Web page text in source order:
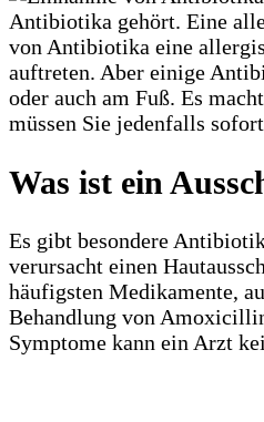
Antibiotika gehört. Eine
von Antibiotika eine
auftreten. Aber einige
oder auch am Fuß. Es
müssen Sie jedenfalls
Was ist ein
Es gibt besondere
verursacht einen
häufigsten Medikamente,
Behandlung von
Symptome kann ein Arzt